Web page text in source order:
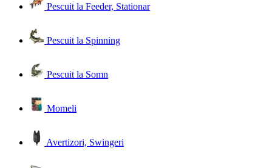
Pescuit la Feeder, Stationar
Pescuit la Spinning
Pescuit la Somn
Momeli
Avertizori, Swingeri